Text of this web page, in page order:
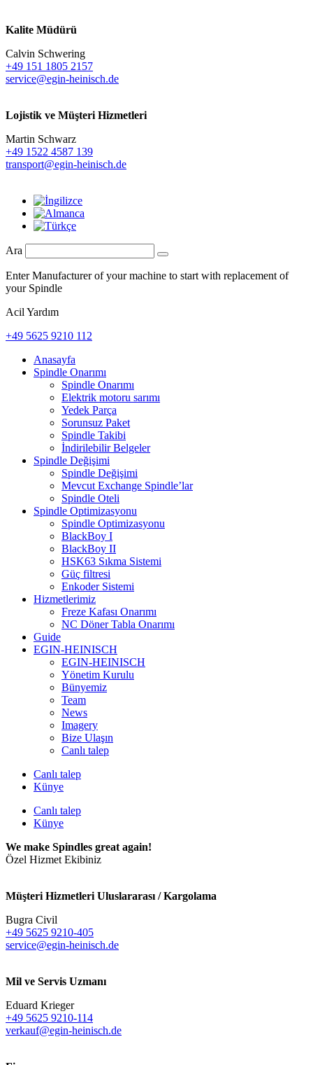
Kalite Müdürü
Calvin Schwering
+49 151 1805 2157
service@egin-heinisch.de
Lojistik ve Müşteri Hizmetleri
Martin Schwarz
+49 1522 4587 139
transport@egin-heinisch.de
Ara
Enter Manufacturer of your machine to start with replacement of
your Spindle
Acil Yardım
+49 5625 9210 112
Anasayfa
Spindle Onarımı
Spindle Onarımı
Elektrik motoru sarımı
Yedek Parça
Sorunsuz Paket
Spindle Takibi
İndirilebilir Belgeler
Spindle Değişimi
Spindle Değişimi
Mevcut Exchange Spindle’lar
Spindle Oteli
Spindle Optimizasyonu
Spindle Optimizasyonu
BlackBoy I
BlackBoy II
HSK63 Sıkma Sistemi
Güç filtresi
Enkoder Sistemi
Hizmetlerimiz
Freze Kafası Onarımı
NC Döner Tabla Onarımı
Guide
EGIN-HEINISCH
EGIN-HEINISCH
Yönetim Kurulu
Bünyemiz
Team
News
Imagery
Bize Ulaşın
Canlı talep
Canlı talep
Künye
Canlı talep
Künye
We make Spindles great again!
Özel Hizmet Ekibiniz
Müşteri Hizmetleri Uluslararası / Kargolama
Bugra Civil
+49 5625 9210-405
service@egin-heinisch.de
Mil ve Servis Uzmanı
Eduard Krieger
+49 5625 9210-114
verkauf@egin-heinisch.de